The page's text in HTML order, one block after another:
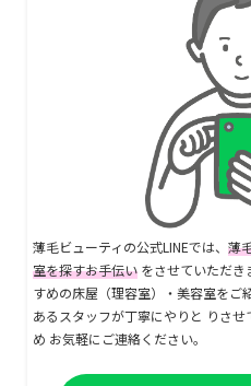
薄毛ビューティの公式LINEでは、 薄
室を探すお手伝い をさせていただき
すめの床屋（理容室）・美容室をご
あるスタッフが丁寧にやりと りさ
め お気軽にご連絡ください。